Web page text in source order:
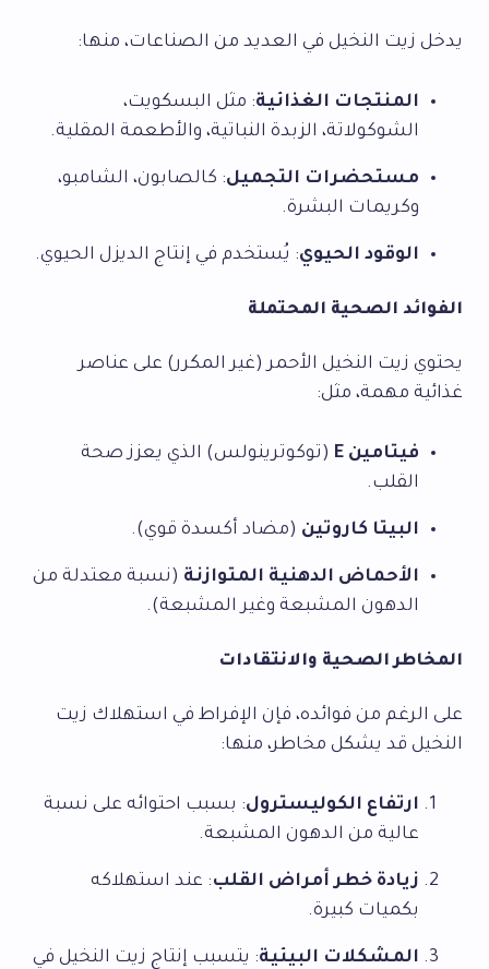
يدخل زيت النخيل في العديد من الصناعات، منها:
المنتجات الغذائية: مثل البسكويت،
الشوكولاتة، الزبدة النباتية، والأطعمة المقلية.
مستحضرات التجميل: كالصابون، الشامبو،
وكريمات البشرة.
الوقود الحيوي: يُستخدم في إنتاج الديزل الحيوي.
الفوائد الصحية المحتملة
يحتوي زيت النخيل الأحمر (غير المكرر) على عناصر
غذائية مهمة، مثل:
فيتامين E
(توكوترينولس) الذي يعزز صحة
القلب.
البيتا كاروتين (مضاد أكسدة قوي).
الأحماض الدهنية المتوازنة (نسبة معتدلة من
الدهون المشبعة وغير المشبعة).
المخاطر الصحية والانتقادات
على الرغم من فوائده، فإن الإفراط في استهلاك زيت
النخيل قد يشكل مخاطر، منها:
ارتفاع الكوليسترول: بسبب احتوائه على نسبة
عالية من الدهون المشبعة.
زيادة خطر أمراض القلب: عند استهلاكه
بكميات كبيرة.
المشكلات البيئية: يتسبب إنتاج زيت النخيل في